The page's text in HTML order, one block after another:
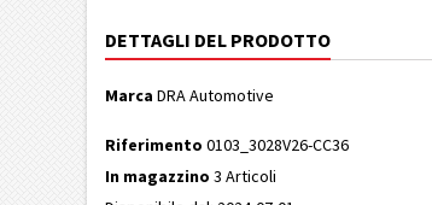
DETTAGLI DEL PRODOTTO
Marca DRA Automotive
Riferimento 0103_3028V26-CC36
In magazzino 3 Articoli